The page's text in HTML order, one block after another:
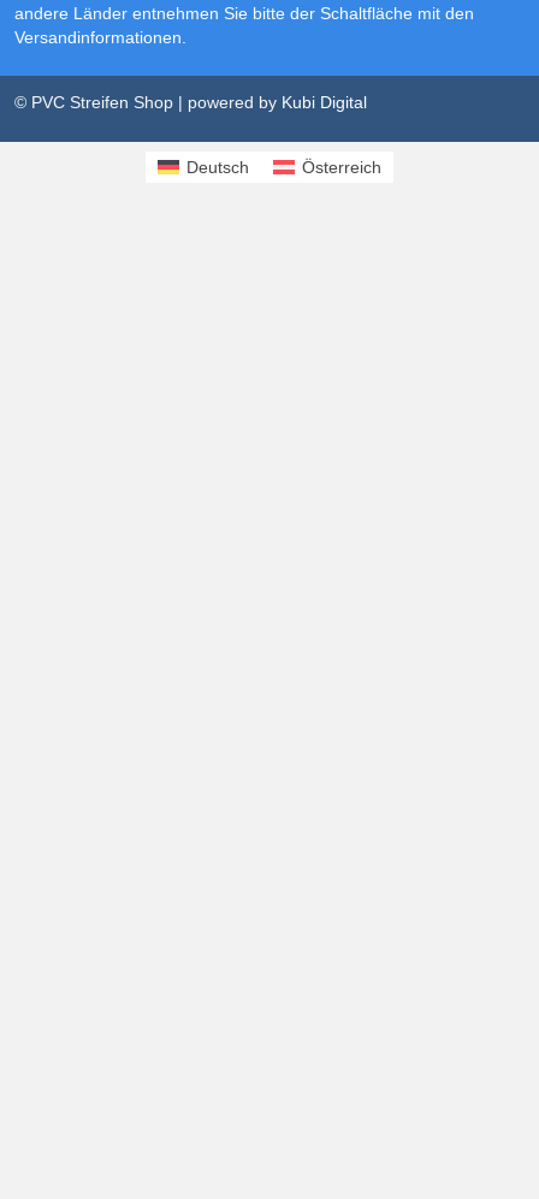
andere Länder entnehmen Sie bitte der Schaltfläche mit den
Versandinformationen
© PVC Streifen Shop | powered by Kubi Digital
Deutsch Österreich